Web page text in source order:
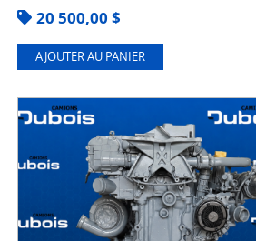
20 500,00 $
AJOUTER AU PANIER